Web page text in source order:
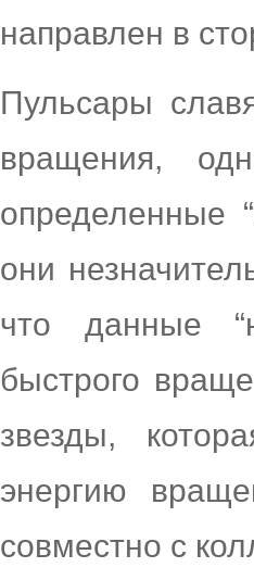
направлен в
Пульсары
вращения,
определенные
они
что данные
быстрого
звезды,
энергию
совместно с